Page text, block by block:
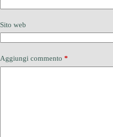
Sito web
Aggiungi commento *